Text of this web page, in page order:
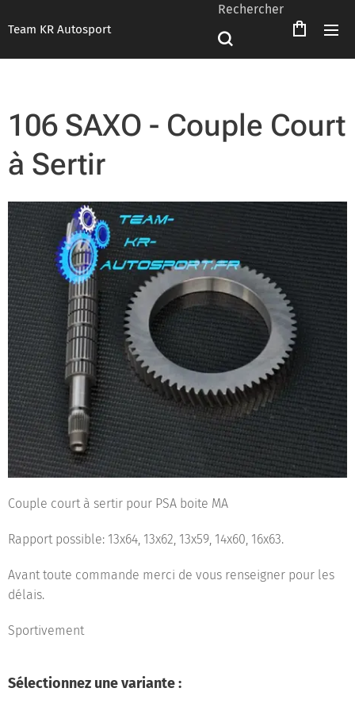
Team KR Autosport
Rechercher
106 SAXO - Couple Court
à Sertir
Couple court à sertir pour PSA boite MA
Rapport possible: 13x64, 13x62, 13x59, 14x60, 16x63.
Avant toute commande merci de vous renseigner pour les
délais.
Sportivement
Sélectionnez une variante :